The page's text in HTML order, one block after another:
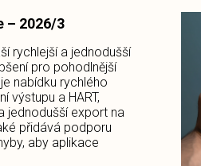
– 2026/3
rychlejší a jednodušší
pro pohodlnější
nabídku rychlého
výstupu a HART,
jednodušší export na
přidává podporu
aby aplikace